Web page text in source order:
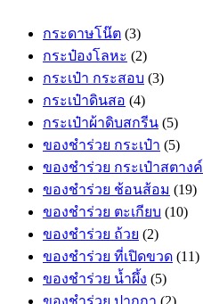
กระดาษโน๊ต (3)
กระป๋องโลหะ (2)
กระเป๋า กระสอบ (3)
กระเป๋าดินสอ (4)
กระเป๋าผ้าดิบสกรีน (5)
ของชำร่วย กระเป๋า (5)
ของชำร่วย กระเป๋าสตางค์
ของชำร่วย ช้อนส้อม (19)
ของชำร่วย ตะเกียบ (10)
ของชำร่วย ถ้วย (2)
ของชำร่วย ที่เปิดขวด (11)
ของชำร่วย น้ำผึ้ง (5)
ของชำร่วย ปากกา (2)